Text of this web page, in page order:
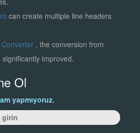
can create multiple line headers
, the conversion from
improved.
Ol
yapmıyoruz.